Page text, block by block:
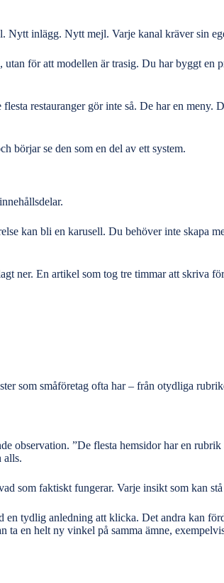
Nytt inlägg. Nytt mejl. Varje kanal kräver sin
för att modellen är trasig. Du har byggt en
restauranger gör inte så. De har en meny.
börjar se den som en del av ett system.
kan bli en karusell. Du behöver inte skapa
ner. En artikel som tog tre timmar att skriva
som småföretag ofta har – från otydliga
observation. ”De flesta hemsidor har en
alls.
som faktiskt fungerar. Varje insikt som kan
tydlig anledning att klicka. Det andra kan
en helt ny vinkel på samma ämne,